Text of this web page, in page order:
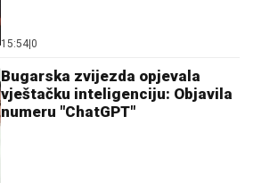
15:54 0
Bugarska zvijezda opjevala
vještačku inteligenciju: Objavila
numeru "ChatGPT"